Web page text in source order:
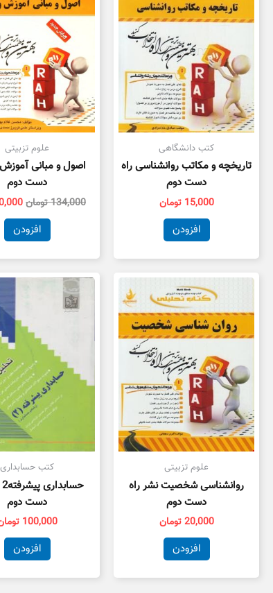
کتب دانشگاهی
تاریخچه و مکاتب روانشناسی راه
دست دوم
15,000 تومان
افزودن
علوم تزبیتی
اصول و مبانی
دست دوم
134,000تومان
افزودن
علوم تزبیتی
روانشناسی شخصیت نشر راه
دست دوم
20,000 تومان
افزودن
کتب حسابداری
دست دوم
100,000
افزودن